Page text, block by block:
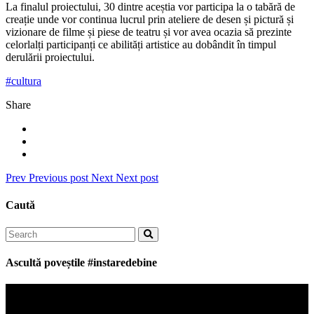
La finalul proiectului, 30 dintre aceștia vor participa la o tabără de
creație unde vor continua lucrul prin ateliere de desen și pictură și
vizionare de filme și piese de teatru și vor avea ocazia să prezinte
celorlalți participanți ce abilități artistice au dobândit în timpul
derulării proiectului.
#cultura
Share
Prev Previous post Next Next post
Caută
Search
for:
Ascultă poveștile #instaredebine